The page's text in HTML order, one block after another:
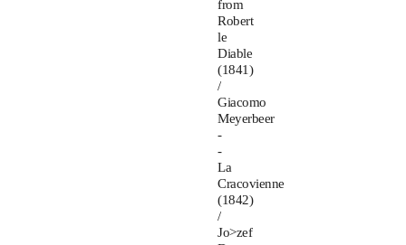
from
Robert
le
Diable
(1841)
/
Giacomo
Meyerbeer
-
-
La
Cracovienne
(1842)
/
Jo>zef